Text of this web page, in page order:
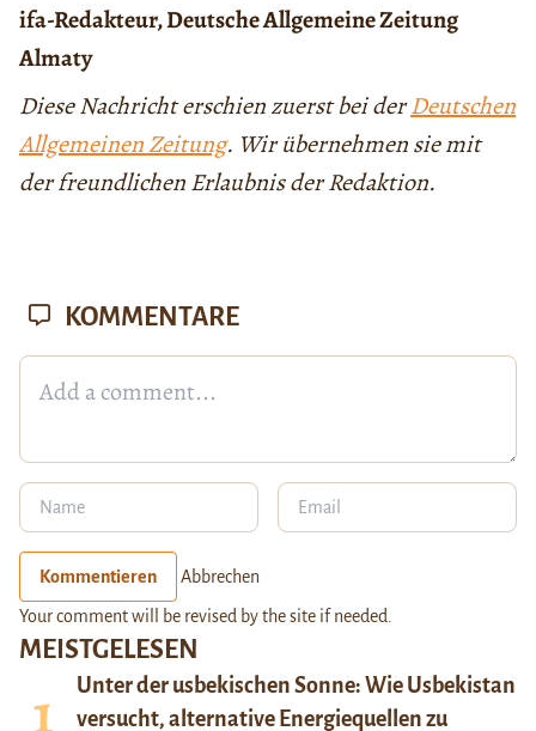
ifa-Redakteur, Deutsche Allgemeine Zeitung
Almaty
Diese Nachricht erschien zuerst bei derDeutschen
Allgemeinen Zeitung. Wir übernehmen sie mit
der freundlichen Erlaubnis der Redaktion.
MEISTGELESEN
Unter der usbekischen Sonne: Wie Usbekistan
versucht, alternative Energiequellen zu
KOMMENTARE
Kommentieren Abbrechen
Your comment will be revised by the site if needed.